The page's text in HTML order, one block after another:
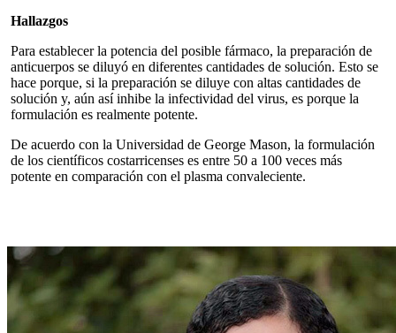
Hallazgos
Para establecer la potencia del posible fármaco, la preparación de
anticuerpos se diluyó en diferentes cantidades de solución. Esto se
hace porque, si la preparación se diluye con altas cantidades de
solución y, aún así inhibe la infectividad del virus, es porque la
formulación es realmente potente.
De acuerdo con la Universidad de George Mason, la formulación
de los científicos costarricenses es entre 50 a 100 veces más
potente en comparación con el plasma convaleciente.